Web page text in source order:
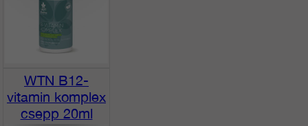
WTN B12-
vitamin komplex
csepp 20ml